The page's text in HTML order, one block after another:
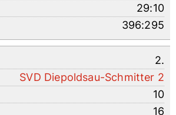
29:10
396:295
2.
SVD Diepoldsau-Schmitter 2
10
16